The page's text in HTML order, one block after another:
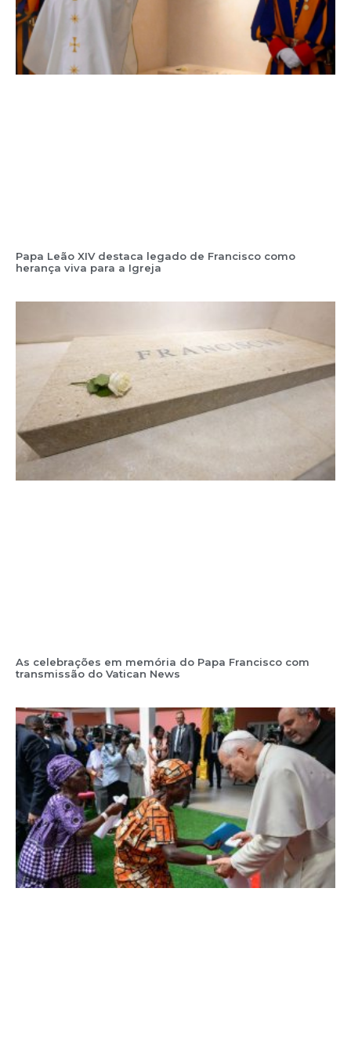
Papa Leão XIV destaca legado de Francisco como
herança viva para a Igreja
As celebrações em memória do Papa Francisco com
transmissão do Vatican News